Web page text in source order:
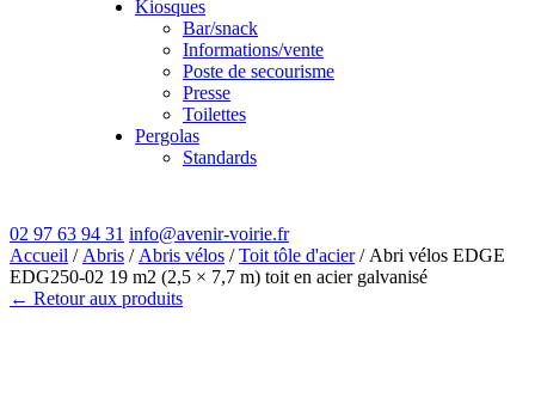
Kiosques
Bar/snack
Informations/vente
Poste de secourisme
Presse
Toilettes
Pergolas
Standards
02 97 63 94 31 info@avenir-voirie.fr
Accueil / Abris / Abris vélos /Toit tôle d'acier/ Abri vélos EDGE
EDG250-02 19 m2 (2,5 × 7,7 m) toit en acier galvanisé
← Retour aux produits